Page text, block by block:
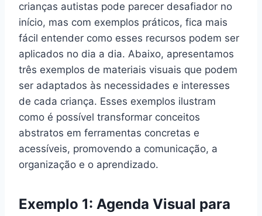
crianças autistas pode parecer desafiador no
início, mas com exemplos práticos, fica mais
fácil entender como esses recursos podem ser
aplicados no dia a dia. Abaixo, apresentamos
três exemplos de materiais visuais que podem
ser adaptados às necessidades e interesses
de cada criança. Esses exemplos ilustram
como é possível transformar conceitos
abstratos em ferramentas concretas e
acessíveis, promovendo a comunicação, a
organização e o aprendizado.
Exemplo 1: Agenda Visual para